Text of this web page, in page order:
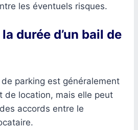
les éventuels risques.
durée d’un bail de
de parking est généralement
de location, mais elle peut
accords entre le